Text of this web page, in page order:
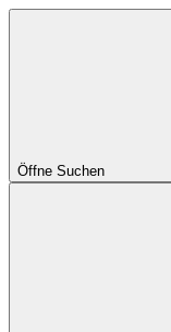
Öffne Suchen